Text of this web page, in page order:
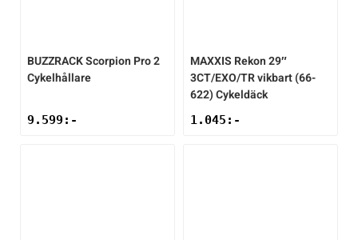
BUZZRACKScorpion Pro 2
Cykelhållare
9.599 :-
MAXXIS Rekon 29″
3CT/EXO/TR vikbart (66-
622) Cykeldäck
1.045 :-